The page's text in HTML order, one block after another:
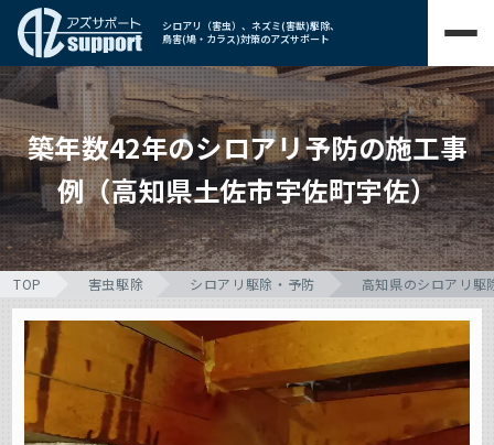
シロアリ（害虫）、ネズミ(害獣)駆除、
鳥害(鳩・カラス)対策のアズサポート
築年数42年のシロアリ予防の施工事
例（高知県土佐市宇佐町宇佐）
TOP 害虫駆除 シロアリ駆除・予防 高知県のシロアリ駆